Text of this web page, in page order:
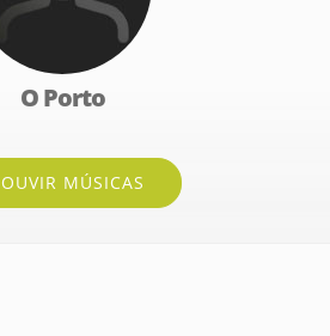
O Porto
OUVIR MÚSICAS